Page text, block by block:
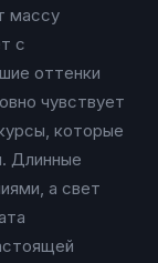
массу
с
оттенки
чувствует
которые
Длинные
а свет